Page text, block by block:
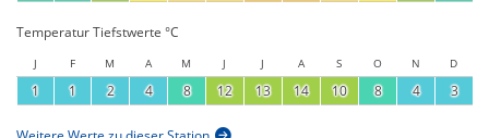
Temperatur Tiefstwerte °C
J F M A M J J A S O N D
1 1 2 4 8 12 13 14 10 8 4 3